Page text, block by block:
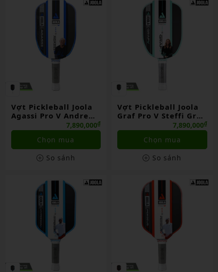
Vợt Pickleball Joola
Agassi Pro V Andre
Agassi Royal Blue
7,890,000₫
Chọn mua
So sánh
Vợt Pickleball Joola
Graf Pro V Steffi Graf
Seaside Green7,890,000₫
Chọn mua
So sánh